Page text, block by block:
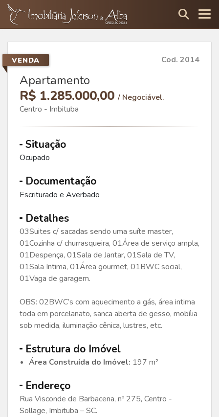
VENDA Cod. 2014
Apartamento
R$ 1.285.000,00 / Negociável.
Centro - Imbituba
Situação
Ocupado
Documentação
Escriturado e Averbado
Detalhes
03Suites c/ sacadas sendo uma suíte master,
01Cozinha c/ churrasqueira, 01Área de serviço ampla,
01Despença, 01Sala de Jantar, 01Sala de TV,
01Sala Intima, 01Área gourmet, 01BWC social,
01Vaga de garagem.
OBS: 02BWC’s com aquecimento a gás, área intima
toda em porcelanato, sanca aberta de gesso, mobília
sob medida, iluminação cênica, lustres, etc.
Estrutura do Imóvel
Área Construída do Imóvel: 197 m²
Endereço
Rua Visconde de Barbacena, nº 275, Centro -
Sollage, Imbituba – SC.